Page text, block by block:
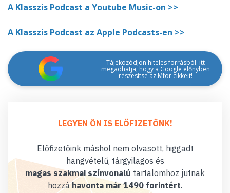
A Klasszis Podcast a Youtube Music-on >>
A Klasszis Podcast az Apple Podcasts-en >>
Tájékozódjon hiteles forrásból: itt
megadhatja, hogy a Google előnyben
részesítse az Mfor cikkeit!
LEGYEN ÖN IS ELŐFIZETŐNK!
Előfizetőink máshol nem olvasott, higgadt
hangvételű, tárgyilagos és
magas szakmai színvonalú tartalomhoz jutnak
hozzáhavonta már 1490 forintért.